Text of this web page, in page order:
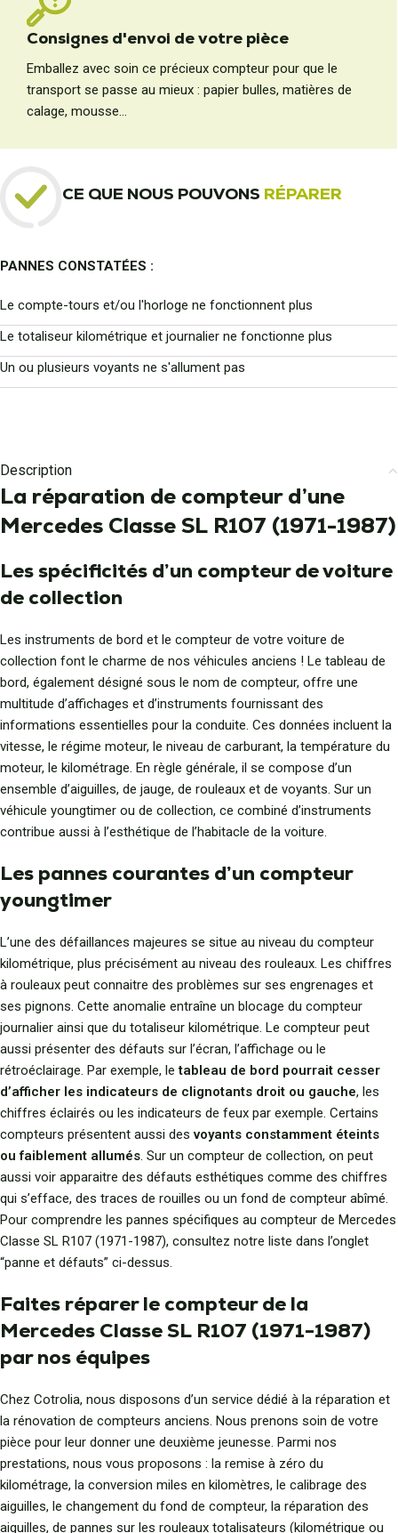
Consignes d'envoi de votre pièce
Emballez avec soin ce précieux compteur pour que le
transport se passe au mieux : papier bulles, matières de
calage, mousse...
CE QUE NOUS POUVONS RÉPARER
PANNES CONSTATÉES :
Le compte-tours et/ou l'horloge ne fonctionnent plus
Le totaliseur kilométrique et journalier ne fonctionne plus
Un ou plusieurs voyants ne s'allument pas
Description
La réparation de compteur d’une
Mercedes Classe SL R107 (1971-1987)
Les spécificités d’un compteur de voiture
de collection
Les instruments de bord et le compteur de votre voiture de
collection font le charme de nos véhicules anciens ! Le tableau de
bord, également désigné sous le nom de compteur, offre une
multitude d’affichages et d’instruments fournissant des
informations essentielles pour la conduite. Ces données incluent la
vitesse, le régime moteur, le niveau de carburant, la température du
moteur, le kilométrage. En règle générale, il se compose d’un
ensemble d’aiguilles, de jauge, de rouleaux et de voyants. Sur un
véhicule youngtimer ou de collection, ce combiné d’instruments
contribue aussi à l’esthétique de l’habitacle de la voiture.
Les pannes courantes d’un compteur
youngtimer
L’une des défaillances majeures se situe au niveau du compteur
kilométrique, plus précisément au niveau des rouleaux. Les chiffres
à rouleaux peut connaitre des problèmes sur ses engrenages et
ses pignons. Cette anomalie entraîne un blocage du compteur
journalier ainsi que du totaliseur kilométrique. Le compteur peut
aussi présenter des défauts sur l’écran, l’affichage ou le
rétroéclairage. Par exemple, letableau de bord pourrait cesser
d’afficher les indicateurs de clignotants droit ou gauche, les
chiffres éclairés ou les indicateurs de feux par exemple. Certains
compteurs présentent aussi desvoyants constamment éteints
ou faiblement allumés. Sur un compteur de collection, on peut
aussi voir apparaitre des défauts esthétiques comme des chiffres
qui s’efface, des traces de rouilles ou un fond de compteur abîmé.
Pour comprendre les pannes spécifiques au compteur de Mercedes
Classe SL R107 (1971-1987), consultez notre liste dans l’onglet
“panne et défauts” ci-dessus.
Faites réparer le compteur de la
Mercedes Classe SL R107 (1971-1987)
par nos équipes
Chez Cotrolia, nous disposons d’un service dédié à la réparation et
la rénovation de compteurs anciens. Nous prenons soin de votre
pièce pour leur donner une deuxième jeunesse. Parmi nos
prestations, nous vous proposons : la remise à zéro du
kilométrage, la conversion miles en kilomètres, le calibrage des
aiguilles, le changement du fond de compteur, la réparation des
aiguilles, de pannes sur les rouleaux totalisateurs (kilométrique ou